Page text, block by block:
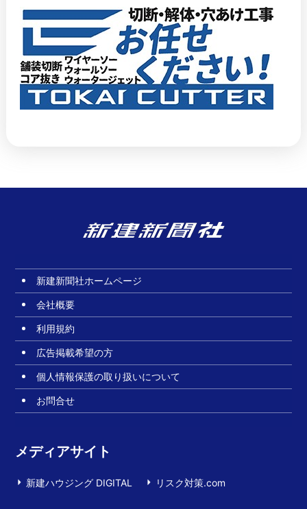
新建新聞社ホームページ
会社概要
利用規約
広告掲載希望の方
個人情報保護の取り扱いについて
お問合せ
メディアサイト
新建ハウジング DIGITAL リスク対策.com